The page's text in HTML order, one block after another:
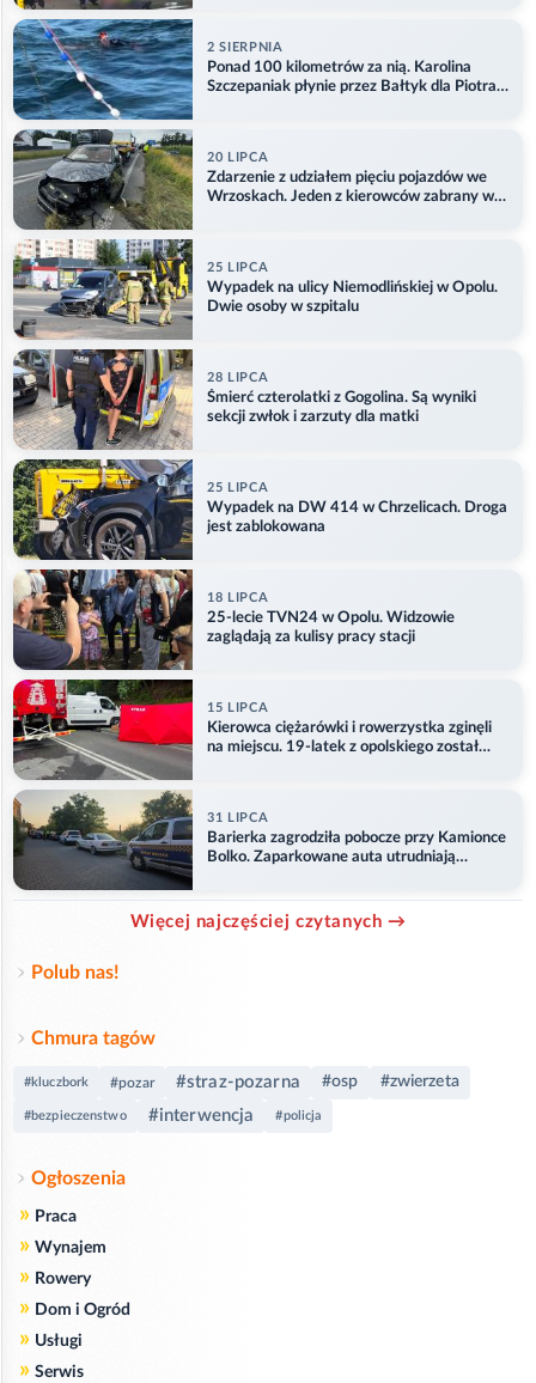
2 SIERPNIA
Ponad 100 kilometrów za nią. Karolina
Szczepaniak płynie przez Bałtyk dla Piotra.
20 LIPCA
Zdarzenie z udziałem pięciu pojazdów we
Wrzoskach. Jeden z kierowców zabrany w
25 LIPCA
Wypadek na ulicy Niemodlińskiej w Opolu.
Dwie osoby w szpitalu
28 LIPCA
Śmierć czterolatki z Gogolina. Są wyniki
sekcji zwłok i zarzuty dla matki
25 LIPCA
Wypadek na DW 414 w Chrzelicach. Droga
jest zablokowana
18 LIPCA
25-lecie TVN24 w Opolu. Widzowie
zaglądają za kulisy pracy stacji
15 LIPCA
Kierowca ciężarówki i rowerzystka zginęli
na miejscu. 19-latek z opolskiego został
31 LIPCA
Barierka zagrodziła pobocze przy Kamionce
Bolko. Zaparkowane auta utrudniają
Więcej najczęściej czytanych →
Polub nas!
Chmura tagów
#kluczbork #pozar #straz-pozarna #osp #zwierzeta
#bezpieczenstwo #interwencja #policja
Ogłoszenia
» Praca
» Wynajem
» Rowery
» Dom i Ogród
» Usługi
» Serwis